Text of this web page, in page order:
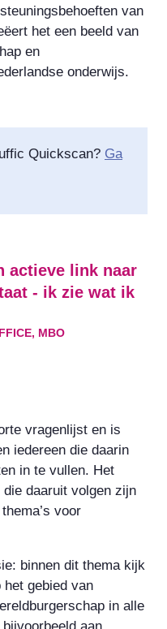
van
het een beeld van
en
onderwijs.
Quickscan? Ga
actieve link naar
- ik zie wat ik
MBO
vragenlijst en is
iedereen die daarin
in te vullen. Het
daaruit volgen zijn
voor
binnen dit thema kijk
gebied van
in alle